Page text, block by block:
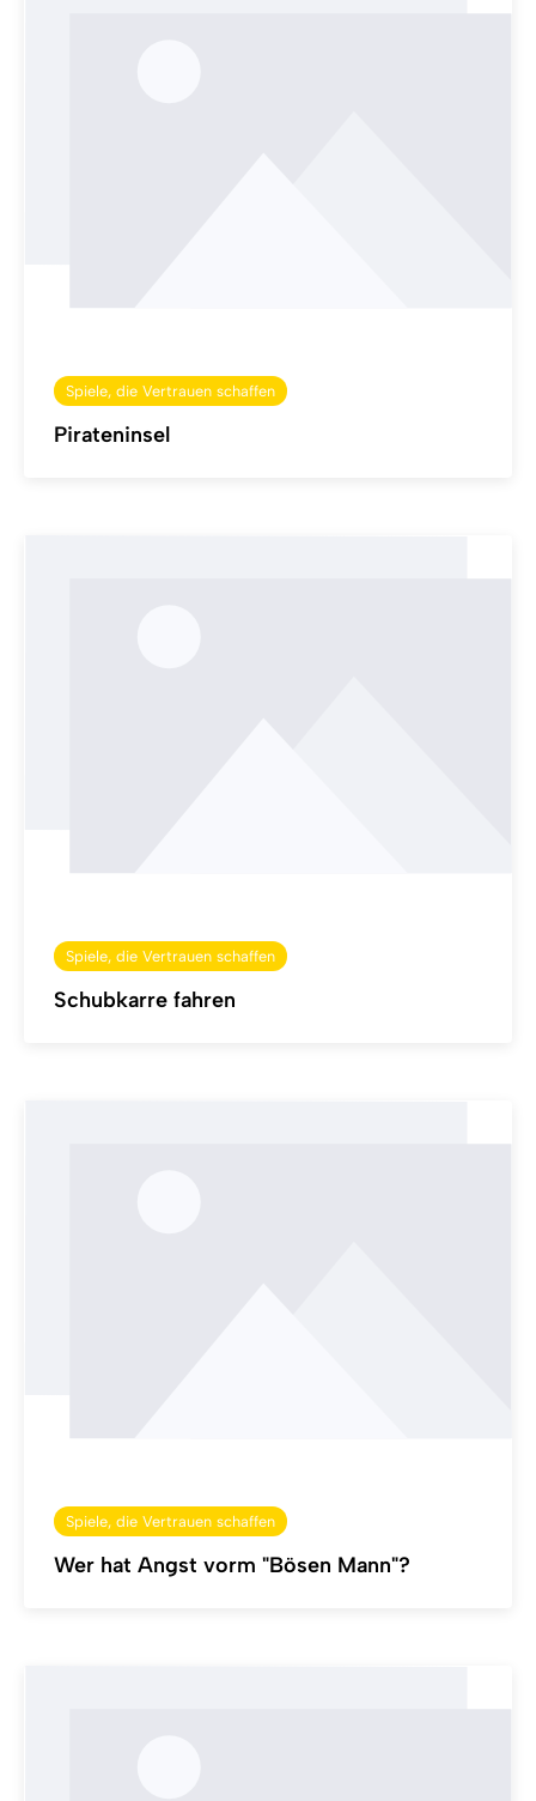
Spiele, die Vertrauen schaffen
Pirateninsel
Spiele, die Vertrauen schaffen
Schubkarre fahren
Spiele, die Vertrauen schaffen
Wer hat Angst vorm "Bösen Mann"?